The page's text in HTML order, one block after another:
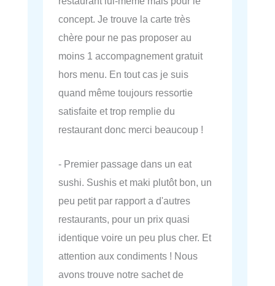
concept. Je trouve la carte très
chère pour ne pas proposer au
moins 1 accompagnement gratuit
hors menu. En tout cas je suis
quand même toujours ressortie
satisfaite et trop remplie du
restaurant donc merci beaucoup !
- Premier passage dans un eat
sushi. Sushis et maki plutôt bon, un
peu petit par rapport a d'autres
restaurants, pour un prix quasi
identique voire un peu plus cher. Et
attention aux condiments ! Nous
avons trouve notre sachet de